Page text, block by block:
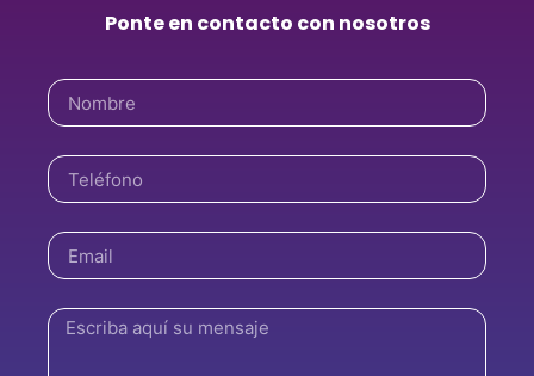
Ponte en contacto con nosotros